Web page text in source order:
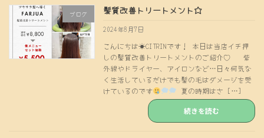
ブログ 髪質改善トリートメント☆
2024年8月7日
こんにちは☀CITRINです！ 本日は当店イチ押
しの髪質改善トリートメントのご紹介♡ 紫
外線やドライヤー、アイロンなど…日々何気な
く生活しているだけでも髪の毛はダメージを受
けているのです
夏の時期はさ […]
続きを読む